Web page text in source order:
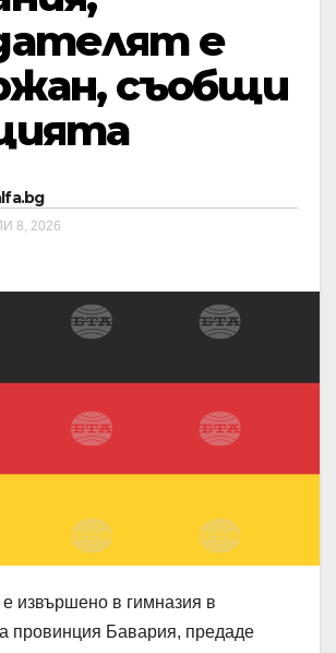
е
съобщи
8, 2026
извършено в гимназия в
провинция Бавария, предаде